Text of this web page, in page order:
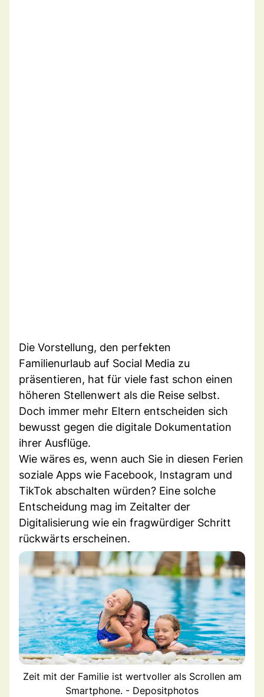
Die Vorstellung, den perfekten
Familienurlaub auf Social Media zu
präsentieren, hat für viele fast schon einen
höheren Stellenwert als die Reise selbst.
Doch immer mehr Eltern entscheiden sich
bewusst gegen die digitale Dokumentation
ihrer Ausflüge.
Wie wäres es, wenn auch Sie in diesen Ferien
soziale Apps wie Facebook, Instagram und
TikTok abschalten würden? Eine solche
Entscheidung mag im Zeitalter der
Digitalisierung wie ein fragwürdiger Schritt
rückwärts erscheinen.
Zeit mit der Familie ist wertvoller als Scrollen am
Smartphone. - Depositphotos